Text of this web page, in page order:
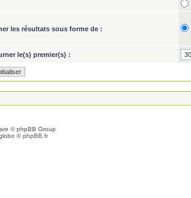
les résultats sous forme de :
le(s) premier(s) :
© phpBB Group
©phpBB.fr